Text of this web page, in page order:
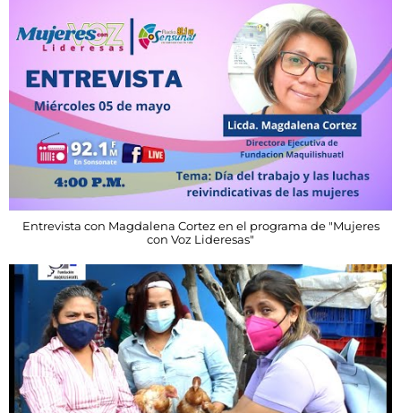
Entrevista con Magdalena Cortez en el programa de "Mujeres
con Voz Lideresas"